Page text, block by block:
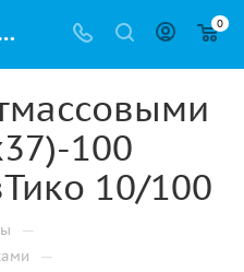
розТико 10/100 купить в Альметьевске с доставкой оптом и в розницу 0
100
10/100
—
—